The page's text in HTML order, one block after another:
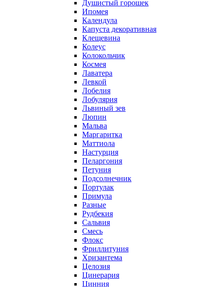
Душистый горошек
Ипомея
Календула
Капуста декоративная
Клещевина
Колеус
Колокольчик
Космея
Лаватера
Левкой
Лобелия
Лобулярия
Львиный зев
Люпин
Мальва
Маргаритка
Маттиола
Настурция
Пеларгония
Петуния
Подсолнечник
Портулак
Примула
Разные
Рудбекия
Сальвия
Смесь
Флокс
Фриллитуния
Хризантема
Целозия
Цинерария
Цинния